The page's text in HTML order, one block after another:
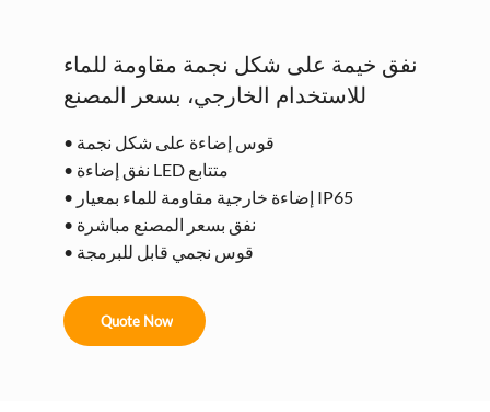
نفق خيمة على شكل نجمة مقاومة للماء
للاستخدام الخارجي، بسعر المصنع
• قوس إضاءة على شكل نجمة
• نفق إضاءة LED متتابع
• إضاءة خارجية مقاومة للماء بمعيار IP65
• نفق بسعر المصنع مباشرة
• قوس نجمي قابل للبرمجة
Quote Now